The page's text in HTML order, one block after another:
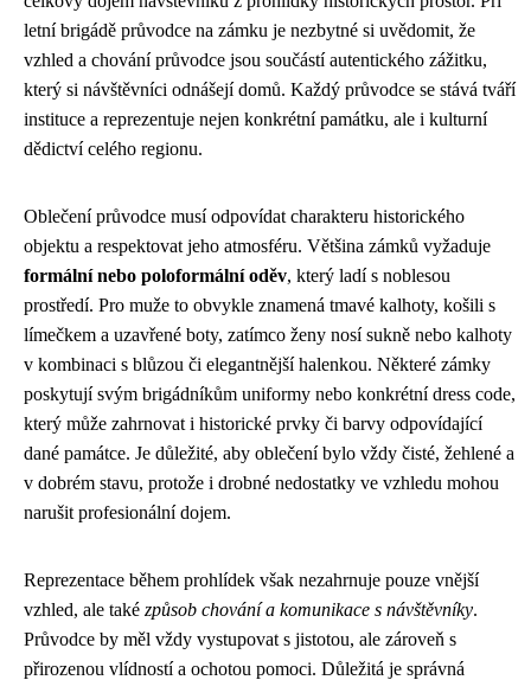
letní brigádě průvodce na zámku je nezbytné si uvědomit, že
vzhled a chování průvodce jsou součástí autentického zážitku,
který si návštěvníci odnášejí domů. Každý průvodce se stává tváří
instituce a reprezentuje nejen konkrétní památku, ale i kulturní
dědictví celého regionu.
Oblečení průvodce musí odpovídat charakteru historického
objektu a respektovat jeho atmosféru. Většina zámků vyžaduje
formální nebo poloformální oděv, který ladí s noblesou
prostředí. Pro muže to obvykle znamená tmavé kalhoty, košili s
límečkem a uzavřené boty, zatímco ženy nosí sukně nebo kalhoty
v kombinaci s blůzou či elegantnější halenkou. Některé zámky
poskytují svým brigádníkům uniformy nebo konkrétní dress code,
který může zahrnovat i historické prvky či barvy odpovídající
dané památce. Je důležité, aby oblečení bylo vždy čisté, žehlené a
v dobrém stavu, protože i drobné nedostatky ve vzhledu mohou
narušit profesionální dojem.
Reprezentace během prohlídek však nezahrnuje pouze vnější
vzhled, ale také způsob chování a komunikace s návštěvníky.
Průvodce by měl vždy vystupovat s jistotou, ale zároveň s
přirozenou vlídností a ochotou pomoci. Důležitá je správná